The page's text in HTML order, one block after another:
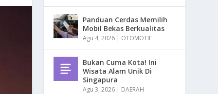
Panduan Cerdas Memilih
Mobil Bekas Berkualitas
Agu 4, 2026 | OTOMOTIF
Bukan Cuma Kota! Ini
Wisata Alam Unik Di
Singapura
Agu 3, 2026 | DAERAH